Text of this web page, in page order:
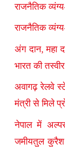
राजनैतिक
राजनैतिक
अंग दान, महा
भारत की तस्वीर
अवागढ़ रेलवे
मंत्री से मिले
नेपाल में
जमीयतुल कुरैश